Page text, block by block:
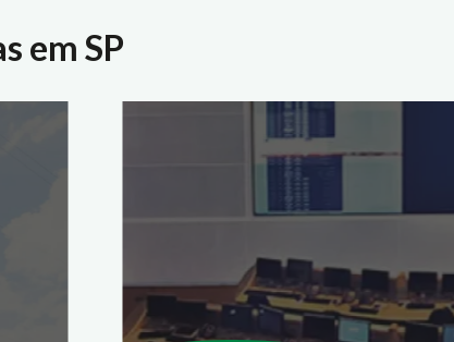
em SP